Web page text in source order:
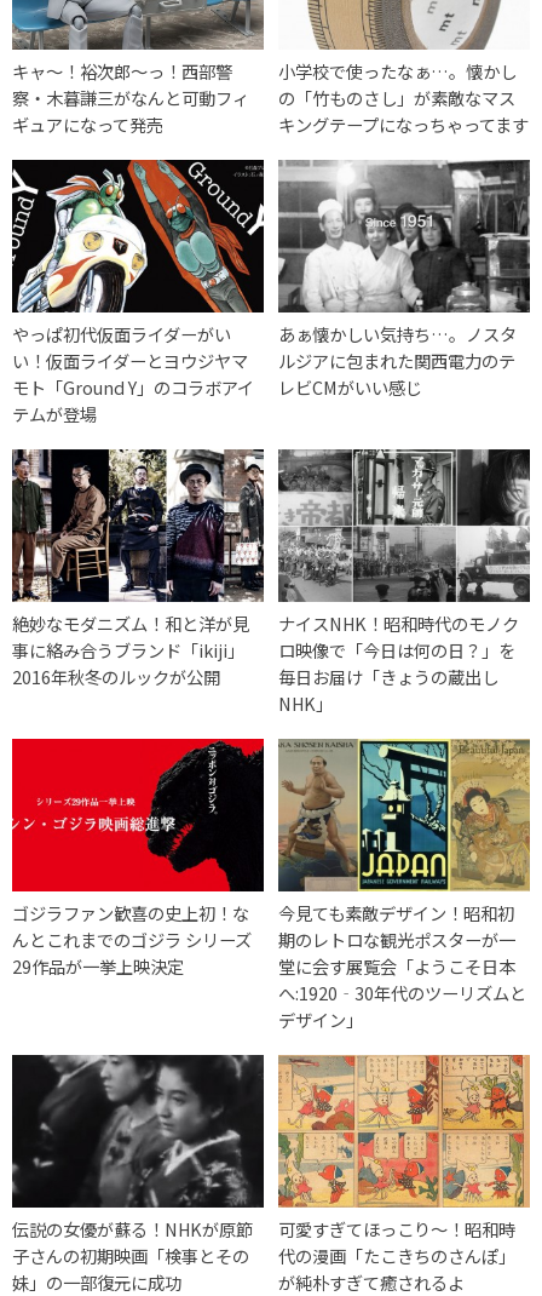
キャ〜！裕次郎〜っ！西部警
察・木暮謙三がなんと可動フィ
ギュアになって発売
小学校で使ったなぁ…。懐かし
の「竹ものさし」が素敵なマス
キングテープになっちゃってます
やっぱ初代仮面ライダーがい
い！仮面ライダーとヨウジヤマ
モト「Ground Y」のコラボアイ
テムが登場
あぁ懐かしい気持ち…。ノスタ
ルジアに包まれた関西電力のテ
レビCMがいい感じ
絶妙なモダニズム！和と洋が見
事に絡み合うブランド「ikiji」
2016年秋冬のルックが公開
ナイスNHK！昭和時代のモノク
ロ映像で「今日は何の日？」を
毎日お届け「きょうの蔵出し
NHK」
ゴジラファン歓喜の史上初！な
んとこれまでのゴジラ シリーズ
29作品が一挙上映決定
今見ても素敵デザイン！昭和初
期のレトロな観光ポスターが一
堂に会す展覧会「ようこそ日本
へ:1920‐30年代のツーリズムと
デザイン」
伝説の女優が蘇る！NHKが原節
子さんの初期映画「検事とその
妹」の一部復元に成功
可愛すぎてほっこり〜！昭和時
代の漫画「たこきちのさんぽ」
が純朴すぎて癒されるよ